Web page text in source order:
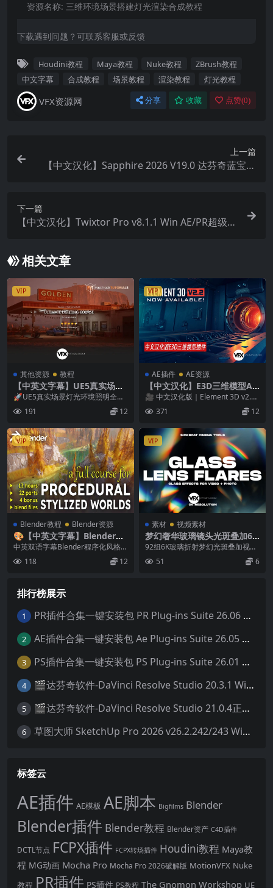
资源名称: 三维环境场景搭建灯光渲染合成教程
下载遇到问题？可联系客服或反馈
Houdini教程 Maya教程 Nuke教程
ZBrush教程
中文字幕
合成教程 场景教程 渲染教程 灯光教程
VFX资源网 分享 收藏 点赞(0)
上一篇
【中文汉化】Sapphire 2026 V19.0 达芬奇蓝宝石
下一篇
【中文汉化】Twixtor Pro v8.1.1 Win AE/PR超级慢
相关文章
VIP
其他资源 教程
【中英文字幕】UE5真实场景
灯光环境照明全面基础进阶教
程+工程文件
🚀UE5真实场景灯光环境照明全面
基础进阶教程+工程文件 中文/英文
字幕 掌握UE...
191 12
VIP
AE插件 AE资源
【中文汉化】E3D三维模型AE
插件 Element 3D v2.2.3 (219
2) Win支持多帧渲染
🎥 中文汉化版｜Element 3D v2.2.
371 12
VIP
Blender教程 Blender资源
🎨【中英文字幕】Blender程
序化风格化场景几何节点着色
器大师课教程+工程文件 完整
版
中英双语字幕Blender程序化风格化
场景全流程大师课 | 几何节点 + 着
色器...
118 12
VIP
素材 视频素材
梦幻奢华玻璃镜头光斑叠加6K
视频素材
92组6K玻璃折射梦幻光斑叠加视频
素材包 本套素材收录92组高质量玻
璃折射光效视...
51 6
排行榜展示
1 PR插件合集一键安装包 PR Plug-ins Suite 26.06 一键安装PR所有常用插件！
2 AE插件合集一键安装包 Ae Plug-ins Suite 26.05 一键安装AE所有常用插件！
3 PS插件合集一键安装包 PS Plug-ins Suite 26.01 一键安装PS所有常用插件！
4 🎬达芬奇软件-DaVinci Resolve Studio 20.3.1 Win/Mac中文破解版下载
5 🎬达芬奇软件-DaVinci Resolve Studio 21.0.4正式版 Win/Mac中文破解版下载
6 草图大师 SketchUp Pro 2026 v26.2.242/243 Win/Mac破解版 中文版/英文版
标签云
AE插件 AE模板 AE脚本 Bigfilms Blender
Blender插件 Blender教程 Blender资产 C4D插件
DCTL节点 FCPX插件 FCPX转场插件 Houdini教程 Maya教
程 MG动画 Mocha Pro Mocha Pro 2026破解版 MotionVFX Nuke
教程 PR插件 PS插件 PS教程 The Gnomon Workshop UE